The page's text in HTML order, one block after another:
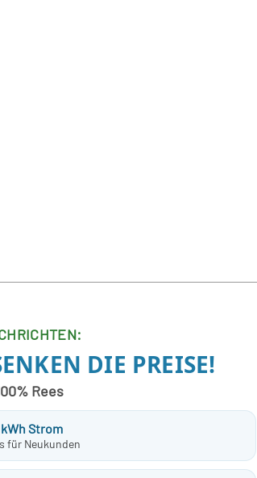
DIE PREISE!
Rees
Strom
für Neukunden